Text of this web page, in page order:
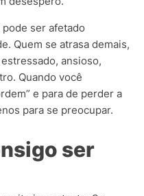
pode ser afetado
Quem se atrasa demais,
ansioso,
Quando você
e para de perder a
para se preocupar.
ser